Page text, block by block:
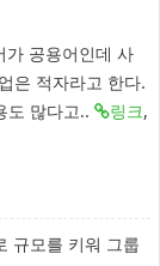
가 공용어인데 사
은 적자라고 한다.
도 많다고.. 링크,
규모를 키워 그룹